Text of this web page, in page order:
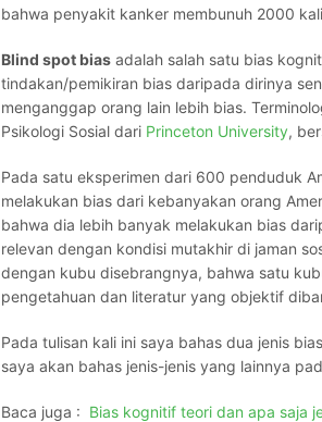
bahwa penyakit kanker membunuh 2000
Blind spot bias adalah salah satu bias
tindakan/pemikiran bias daripada dirinya
menganggap orang lain lebih bias.
Psikologi Sosial dari Princeton University,
Pada satu eksperimen dari 600 penduduk
melakukan bias dari kebanyakan orang
bahwa dia lebih banyak melakukan bias
relevan dengan kondisi mutakhir di jaman
dengan kubu disebrangnya, bahwa satu
pengetahuan dan literatur yang objektif
Pada tulisan kali ini saya bahas dua jenis
saya akan bahas jenis-jenis yang lainnya
Baca juga : Bias kognitif teori dan apa saja